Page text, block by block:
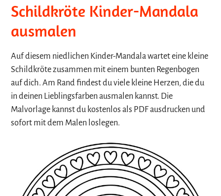
Schildkröte Kinder-Mandala
ausmalen
Auf diesem niedlichen Kinder-Mandala wartet eine kleine
Schildkröte zusammen mit einem bunten Regenbogen
auf dich. Am Rand findest du viele kleine Herzen, die du
in deinen Lieblingsfarben ausmalen kannst. Die
Malvorlage kannst du kostenlos als PDF ausdrucken und
sofort mit dem Malen loslegen.